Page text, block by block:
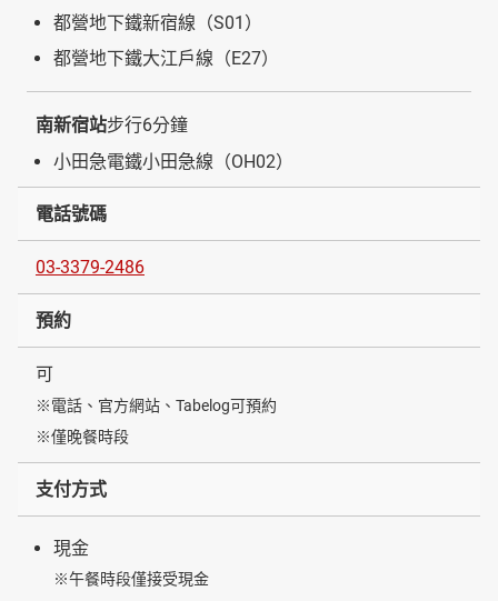
都營地下鐵新宿線（S01）
都營地下鐵大江戶線（E27）
南新宿站步行6分鐘
小田急電鐵小田急線（OH02）
電話號碼
03-3379-2486
預約
可
※電話、官方網站、Tabelog可預約
※僅晚餐時段
支付方式
現金
※午餐時段僅接受現金